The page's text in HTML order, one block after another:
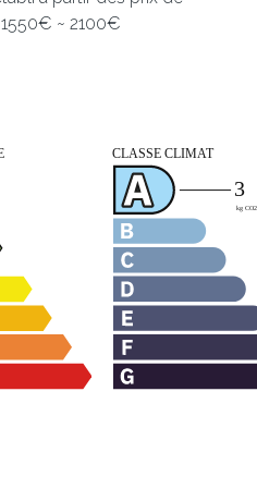
~ 2100€